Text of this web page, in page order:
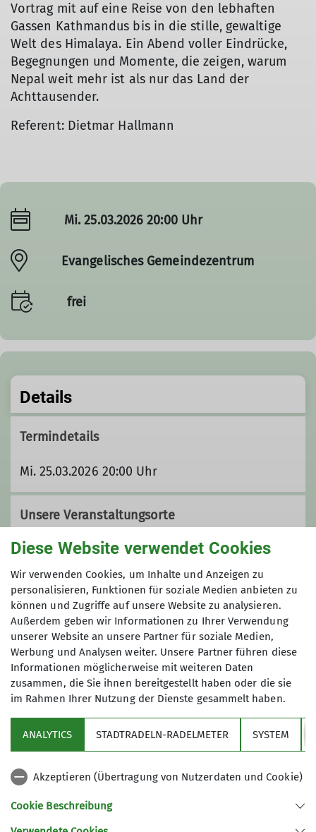
Vortrag mit auf eine Reise von den lebhaften
Gassen Kathmandus bis in die stille, gewaltige
Welt des Himalaya. Ein Abend voller Eindrücke,
Begegnungen und Momente, die zeigen, warum
Nepal weit mehr ist als nur das Land der
Achttausender.
Referent: Dietmar Hallmann
Mi. 25.03.2026 20:00 Uhr
Evangelisches Gemeindezentrum
frei
Details
Termindetails
Mi. 25.03.2026 20:00 Uhr
Unsere Veranstaltungsorte
Evangelisches Gemeindezentrum
Lindenstraße 11
85604 Zorneding
Partner
Aktuelles
Diese Website verwendet Cookies
Wir verwenden Cookies, um Inhalte und Anzeigen zu
personalisieren, Funktionen für soziale Medien anbieten zu
können und Zugriffe auf unsere Website zu analysieren.
Außerdem geben wir Informationen zu Ihrer Verwendung
unserer Website an unsere Partner für soziale Medien,
Werbung und Analysen weiter. Unsere Partner führen diese
Informationen möglicherweise mit weiteren Daten
zusammen, die Sie ihnen bereitgestellt haben oder die sie
im Rahmen Ihrer Nutzung der Dienste gesammelt haben.
ANALYTICS STADTRADELN-RADELMETER SYSTEM
Akzeptieren (Übertragung von Nutzerdaten und Cookie)
Cookie Beschreibung